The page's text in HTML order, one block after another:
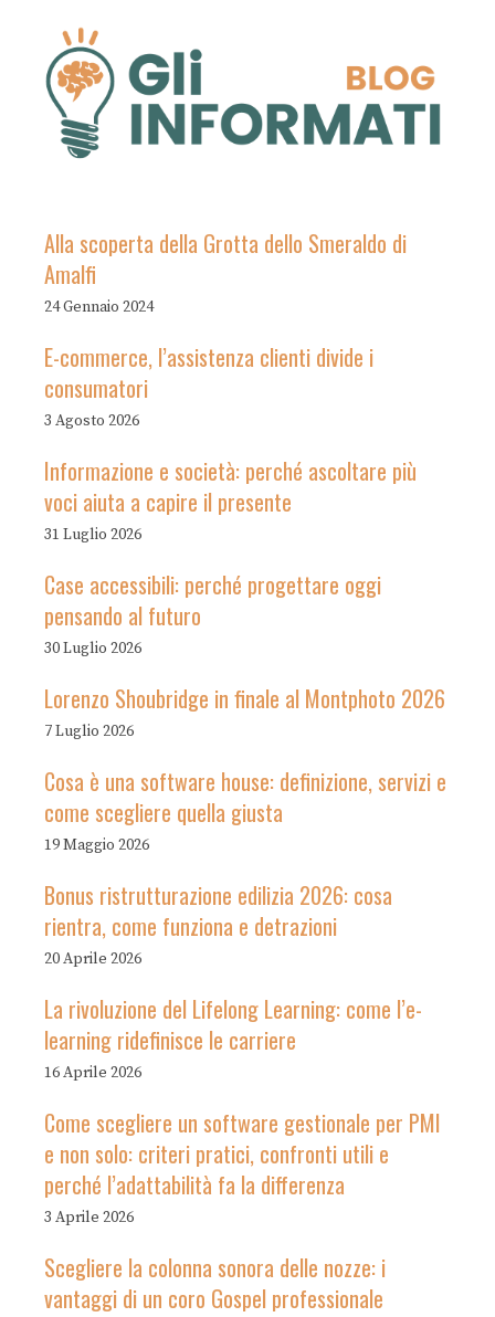
Alla scoperta della Grotta dello Smeraldo di
Amalfi
24 Gennaio 2024
E-commerce, l’assistenza clienti divide i
consumatori
3 Agosto 2026
Informazione e società: perché ascoltare più
voci aiuta a capire il presente
31 Luglio 2026
Case accessibili: perché progettare oggi
pensando al futuro
30 Luglio 2026
Lorenzo Shoubridge in finale al Montphoto 2026
7 Luglio 2026
Cosa è una software house: definizione, servizi e
come scegliere quella giusta
19 Maggio 2026
Bonus ristrutturazione edilizia 2026: cosa
rientra, come funziona e detrazioni
20 Aprile 2026
La rivoluzione del Lifelong Learning: come l’e-
learning ridefinisce le carriere
16 Aprile 2026
Come scegliere un software gestionale per PMI
e non solo: criteri pratici, confronti utili e
perché l’adattabilità fa la differenza
3 Aprile 2026
Scegliere la colonna sonora delle nozze: i
vantaggi di un coro Gospel professionale